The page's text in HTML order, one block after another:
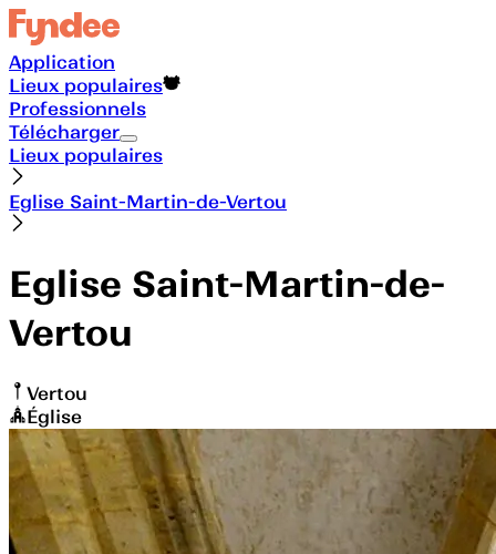
Application
Lieux populaires
Professionnels
Télécharger
Lieux populaires
Eglise Saint-Martin-de-Vertou
Eglise Saint-Martin-de-
Vertou
Vertou
Église